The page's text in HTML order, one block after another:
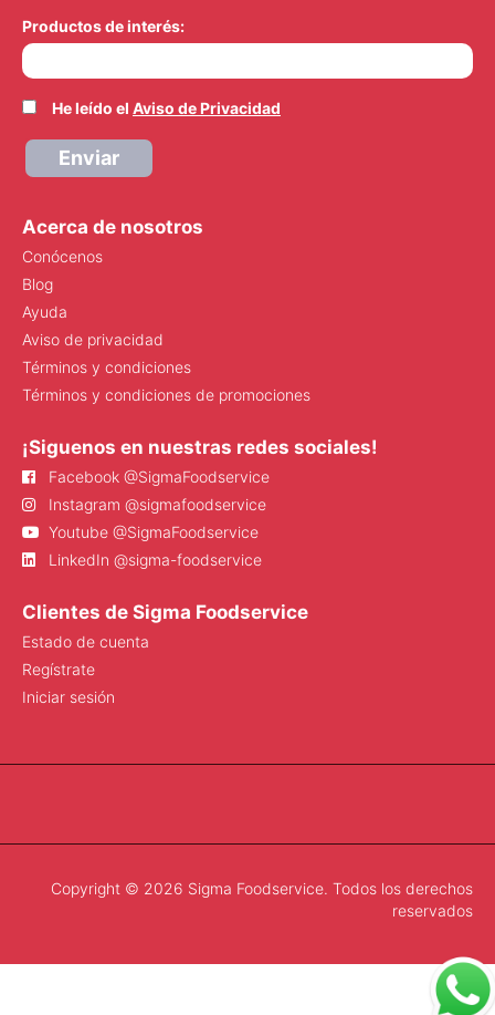
Productos de interés:
He leído el Aviso de Privacidad
Enviar
Acerca de nosotros
Conócenos
Blog
Ayuda
Aviso de privacidad
Términos y condiciones
Términos y condiciones de promociones
¡Siguenos en nuestras redes sociales!
Facebook @SigmaFoodservice
Instagram @sigmafoodservice
Youtube @SigmaFoodservice
LinkedIn @sigma-foodservice
Clientes de Sigma Foodservice
Estado de cuenta
Regístrate
Iniciar sesión
Copyright © 2026 Sigma Foodservice. Todos los derechos
reservados